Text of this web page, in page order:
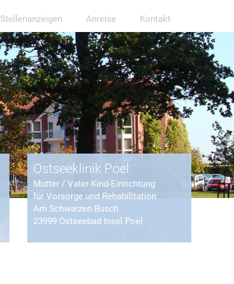
Stellenanzeigen Anreise Kontakt
Ostseeklinik Poel
Mutter / Vater-Kind-Einrichtung
für Vorsorge und Rehabilitation
Am Schwarzen Busch
23999 Ostseebad Insel Poel